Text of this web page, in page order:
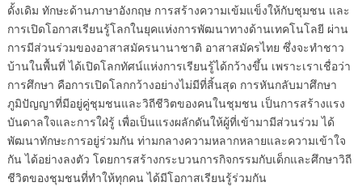
ดั้งเดิม ทักษะด้านภาษาอังกฤษ การสร้างความเข้มแข็งให้กับชุมชน และ
การเปิดโอกาสเรียนรู้โลกในยุคแห่งการพัฒนาทางด้านเทคโนโลยี ผ่าน
การมีส่วนร่วมของอาสาสมัครนานาชาติ อาสาสมัครไทย ซึ่งจะทำชาว
บ้านในพื้นที่ ได้เปิดโลกทัศน์แห่งการเรียนรู้ได้กว้างขึ้น เพราะเราเชื่อว่า
การศึกษา คือการเปิดโลกกว้างอย่างไม่มีที่สิ้นสุด การหันกลับมาศึกษา
ภูมิปัญญาที่มีอยู่คู่ชุมชนและวิถีชีวิตของคนในชุมชน เป็นการสร้างแรง
บันดาลใจและการใฝ่รู้ เพื่อเป็นแรงผลักดันให้ผู้ที่เข้ามามีส่วนร่วม ได้
พัฒนาทักษะการอยู่ร่วมกัน ท่ามกลางความหลากหลายและความเข้าใจ
กัน ได้อย่างลงตัว โดยการสร้างกระบวนการกิจกรรมกับเด็กและศึกษาวิถี
ชีวิตของชุมชนที่ทำให้ทุกคน ได้มีโอกาสเรียนรู้ร่วมกัน